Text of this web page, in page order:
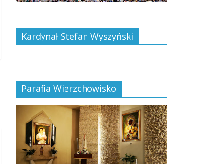
Kardynał Stefan Wyszyński
Parafia Wierzchowisko